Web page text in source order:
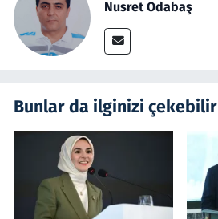
Nusret Odabaş
Bunlar da ilginizi çekebilir